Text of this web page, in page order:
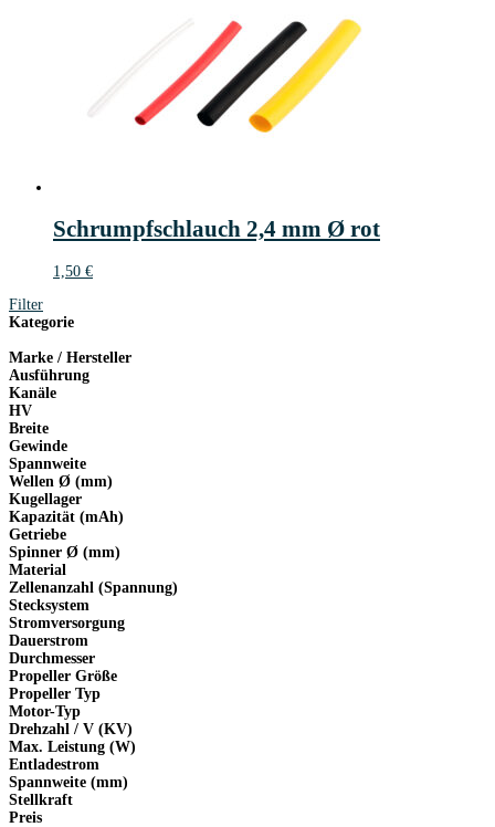
Schrumpfschlauch 2,4 mm Ø rot
1,50 €
Filter
Kategorie
Marke / Hersteller
Ausführung
Kanäle
HV
Breite
Gewinde
Spannweite
Wellen Ø (mm)
Kugellager
Kapazität (mAh)
Getriebe
Spinner Ø (mm)
Material
Zellenanzahl (Spannung)
Stecksystem
Stromversorgung
Dauerstrom
Durchmesser
Propeller Größe
Propeller Typ
Motor-Typ
Drehzahl / V (KV)
Max. Leistung (W)
Entladestrom
Spannweite (mm)
Stellkraft
Preis